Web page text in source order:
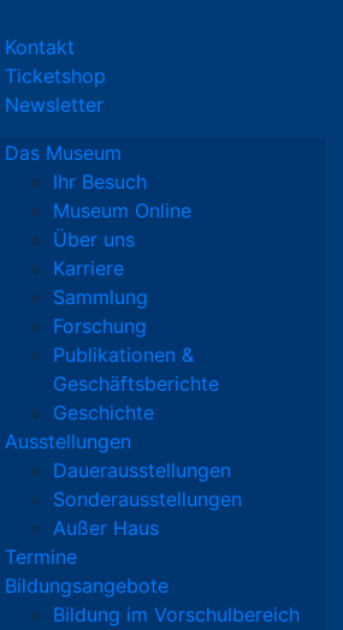
Kontakt
Ticketshop
Newsletter
Das Museum
Ihr Besuch
Museum Online
Über uns
Karriere
Sammlung
Forschung
Publikationen &
Geschäftsberichte
Geschichte
Ausstellungen
Dauerausstellungen
Sonderausstellungen
Außer Haus
Termine
Bildungsangebote
Bildung im Vorschulbereich